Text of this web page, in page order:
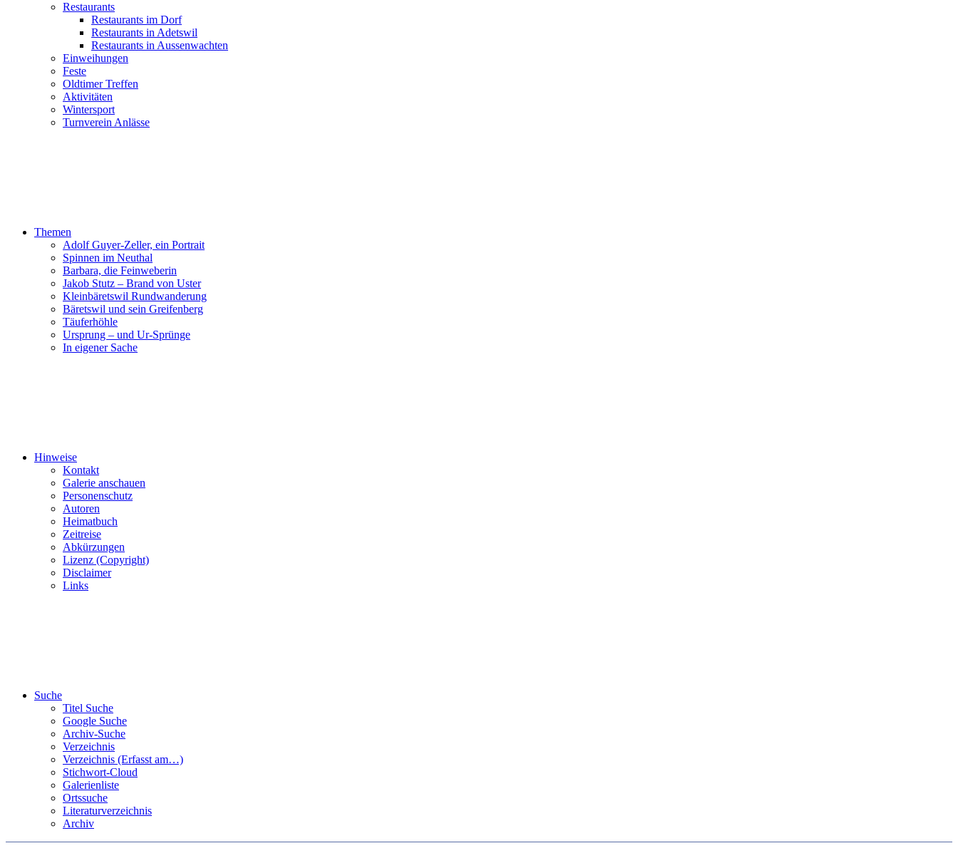
Restaurants
Restaurants im Dorf
Restaurants in Adetswil
Restaurants in Aussenwachten
Einweihungen
Feste
Oldtimer Treffen
Aktivitäten
Wintersport
Turnverein Anlässe
Themen
Adolf Guyer-Zeller, ein Portrait
Spinnen im Neuthal
Barbara, die Feinweberin
Jakob Stutz – Brand von Uster
Kleinbäretswil Rundwanderung
Bäretswil und sein Greifenberg
Täuferhöhle
Ursprung – und Ur-Sprünge
In eigener Sache
Hinweise
Kontakt
Galerie anschauen
Personenschutz
Autoren
Heimatbuch
Zeitreise
Abkürzungen
Lizenz (Copyright)
Disclaimer
Links
Suche
Titel Suche
Google Suche
Archiv-Suche
Verzeichnis
Verzeichnis (Erfasst am…)
Stichwort-Cloud
Galerienliste
Ortssuche
Literaturverzeichnis
Archiv